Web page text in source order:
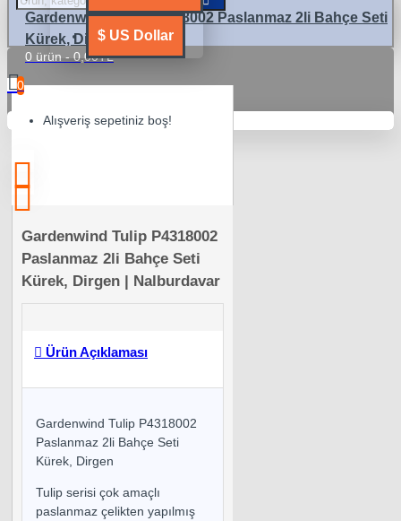
$ US Dollar
0 ürün - 0,00TL
0
Alışveriş sepetiniz boş!
Gardenwind Tulip P4318002 Paslanmaz 2li Bahçe Seti
Kürek, Dirgen
Gardenwind Tulip P4318002
Paslanmaz 2li Bahçe Seti
Kürek, Dirgen | Nalburdavar
Ürün Açıklaması
Gardenwind Tulip P4318002
Paslanmaz 2li Bahçe Seti
Kürek, Dirgen
Tulip serisi çok amaçlı
paslanmaz çelikten yapılmış